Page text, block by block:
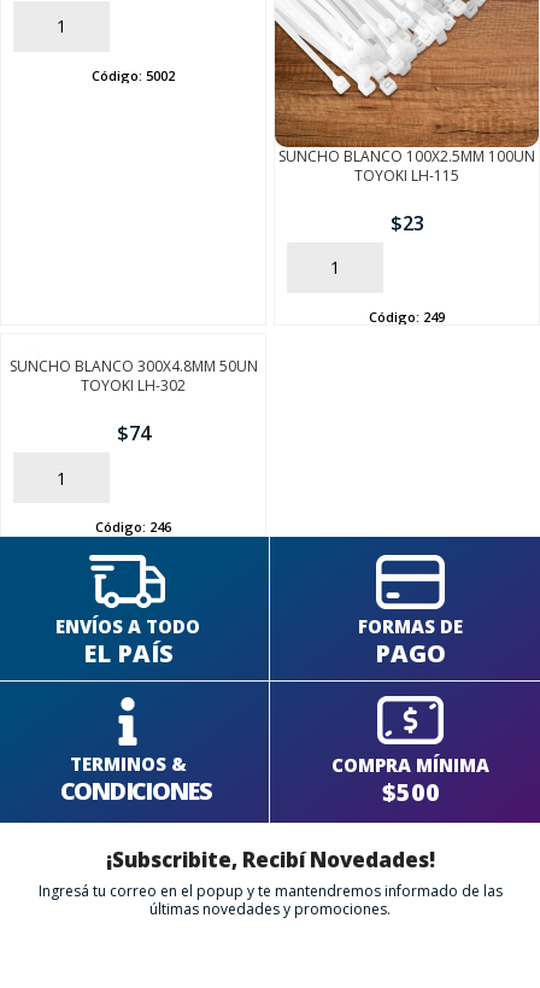
AÑADIR
Código: 5002
SUNCHO BLANCO 100X2.5MM 100UN
TOYOKI LH-115
$23
AÑADIR
Código: 249
SUNCHO BLANCO 300X4.8MM 50UN
TOYOKI LH-302
$74
AÑADIR
Código: 246
ENVÍOS A TODO
EL PAÍS
FORMAS DE
PAGO
TERMINOS &
CONDICIONES
COMPRA MÍNIMA
$500
¡Subscribite, Recibí Novedades!
Ingresá tu correo en el popup y te mantendremos informado de las
últimas novedades y promociones.
SEGUÍ COMPRANDO